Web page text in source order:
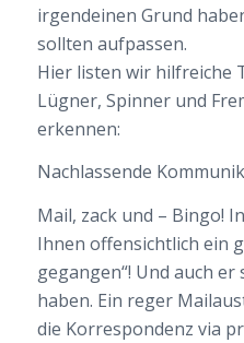
irgendeinen Grund
sollten aufpassen.
Hier listen wir hilfreiche
Lügner, Spinner und
erkennen:
Nachlassende
Mail, zack und – Bingo!
Ihnen offensichtlich ein
gegangen“! Und auch
haben. Ein reger
die Korrespondenz via